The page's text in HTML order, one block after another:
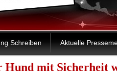
Schreiben Aktuelle
Hund mit Sicherheit